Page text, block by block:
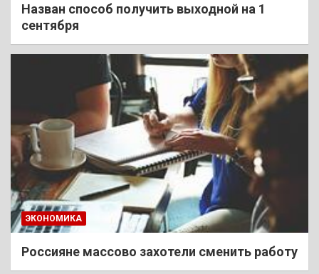
Назван способ получить выходной на 1
сентября
ЭКОНОМИКА
Россияне массово захотели сменить работу